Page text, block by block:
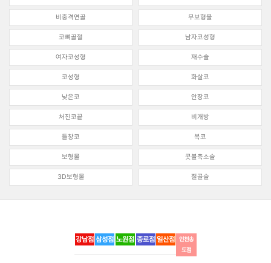
비중격연골 무보형물
코뼈골절 남자코성형
여자코성형 재수술
코성형 화살코
낮은코 안장코
처진코끝 비개방
들창코 복코
보형물 콧볼축소술
3D보형물 절골술
강남점 삼성점 노원점 종로점 일산점
인천송
도점